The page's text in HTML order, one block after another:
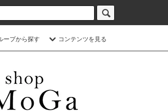
ープから探す コンテンツを見る